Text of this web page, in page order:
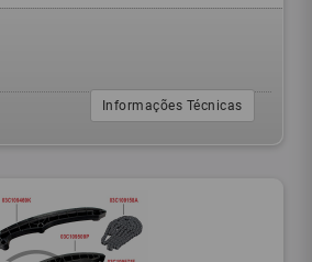
Informações Técnicas